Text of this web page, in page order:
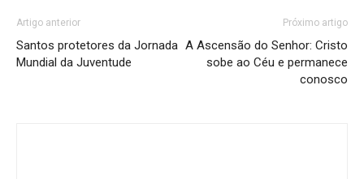
Artigo anterior
Santos protetores da Jornada
Mundial da Juventude
Próximo artigo
A Ascensão do Senhor: Cristo
sobe ao Céu e permanece
conosco